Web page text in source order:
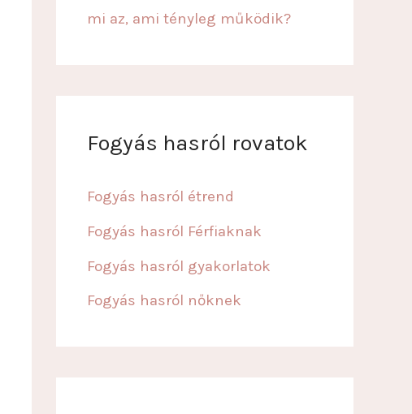
mi az, ami tényleg működik?
Fogyás hasról rovatok
Fogyás hasról étrend
Fogyás hasról Férfiaknak
Fogyás hasról gyakorlatok
Fogyás hasról nőknek